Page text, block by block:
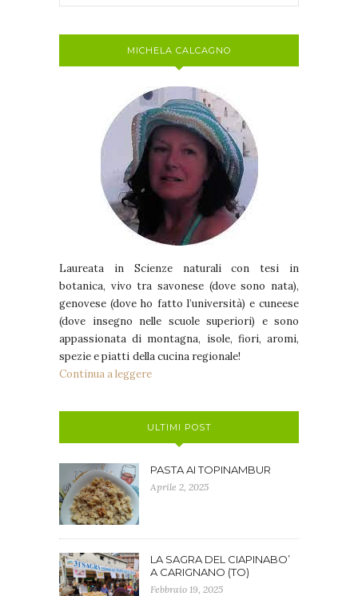
MICHELA CALCAGNO
Laureata in Scienze naturali con tesi in
botanica, vivo tra savonese (dove sono nata),
genovese (dove ho fatto l’università) e cuneese
(dove insegno nelle scuole superiori) e sono
appassionata di montagna, isole, fiori, aromi,
spezie e piatti della cucina regionale!
Continua a leggere
ULTIMI POST
PASTA AI TOPINAMBUR
Aprile 2, 2025
LA SAGRA DEL CIAPINABO’
A CARIGNANO (TO)
Febbraio 19, 2025